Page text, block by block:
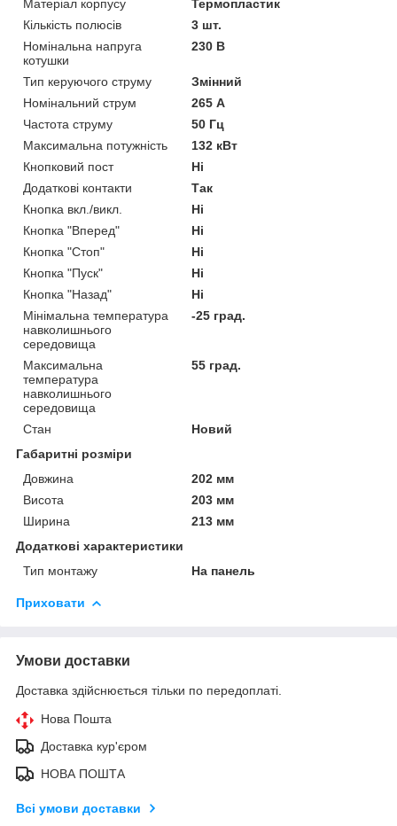
Матеріал корпусу
Термопластик
Кількість полюсів
3 шт.
Номінальна напруга
котушки
230 В
Тип керуючого струму
Змінний
Номінальний струм
265 А
Частота струму
50 Гц
Максимальна потужність
132 кВт
Кнопковий пост
Ні
Додаткові контакти
Так
Кнопка вкл./викл.
Ні
Кнопка "Вперед"
Ні
Кнопка "Стоп"
Ні
Кнопка "Пуск"
Ні
Кнопка "Назад"
Ні
Мінімальна температура
навколишнього
середовища
-25 град.
Максимальна
температура
навколишнього
середовища
55 град.
Стан
Новий
Габаритні розміри
Довжина
202 мм
Висота
203 мм
Ширина
213 мм
Додаткові характеристики
Тип монтажу
На панель
Приховати
Умови доставки
Доставка здійснюється тільки по передоплаті.
Нова Пошта
Доставка кур'єром
НОВА ПОШТА
Всі умови доставки